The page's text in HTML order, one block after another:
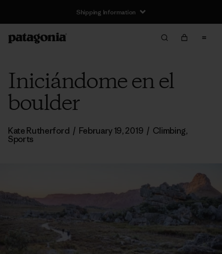
Shipping Information
Iniciándome en el
boulder
Kate Rutherford / February 19, 2019 / Climbing,
Sports